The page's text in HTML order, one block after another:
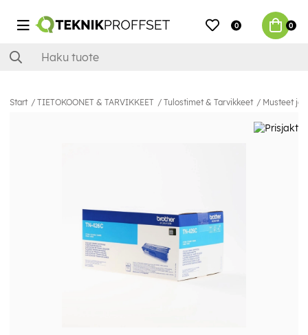
0 0
Start TIETOKOONET & TARVIKKEET Tulostimet & Tarvikkeet Musteet ja